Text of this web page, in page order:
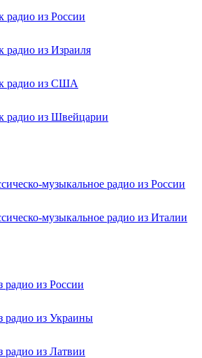
радио из России
радио из Израиля
радио из США
радио из Швейцарии
музыкальное радио из России
музыкальное радио из Италии
радио из России
радио из Украины
радио из Латвии